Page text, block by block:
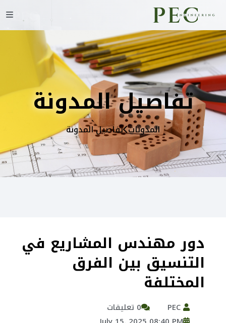
تفاصيل المدونة
المدونات تفاصيل المدونة
دور مهندس المشاريع في
التنسيق بين الفرق
المختلفة
0 تعليقات